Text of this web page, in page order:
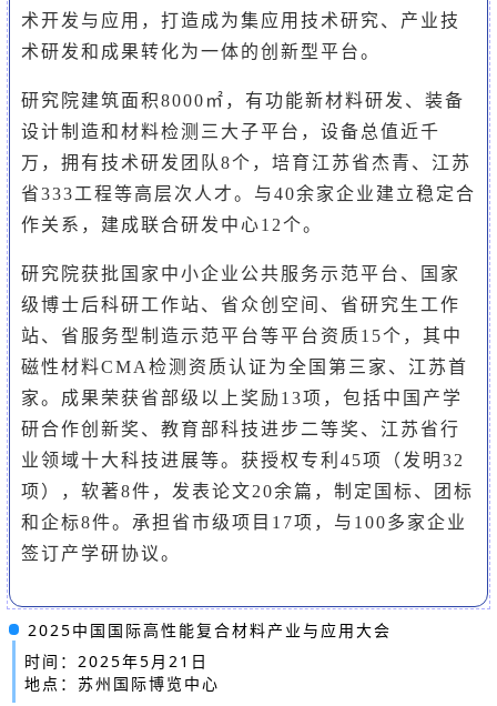
术开发与应用，打造成为集应用技术研究、产业技
术研发和成果转化为一体的创新型平台。
研究院建筑面积8000㎡，有功能新材料研发、装备
设计制造和材料检测三大子平台，设备总值近千
万，拥有技术研发团队8个，培育江苏省杰青、江苏
省333工程等高层次人才。与40余家企业建立稳定合
作关系，建成联合研发中心12个。
研究院获批国家中小企业公共服务示范平台、国家
级博士后科研工作站、省众创空间、省研究生工作
站、省服务型制造示范平台等平台资质15个，其中
磁性材料CMA检测资质认证为全国第三家、江苏首
家。成果荣获省部级以上奖励13项，包括中国产学
研合作创新奖、教育部科技进步二等奖、江苏省行
业领域十大科技进展等。获授权专利45项（发明32
项），软著8件，发表论文20余篇，制定国标、团标
和企标8件。承担省市级项目17项，与100多家企业
签订产学研协议。
2025中国国际高性能复合材料产业与应用大会
时间：2025年5月21日
地点：苏州国际博览中心